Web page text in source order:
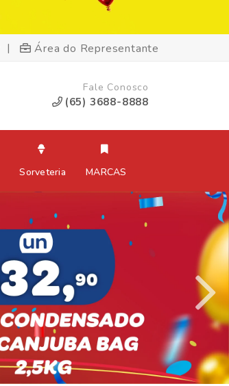
| Área do Representante
Fale Conosco
(65) 3688-8888
Sorveteria MARCAS